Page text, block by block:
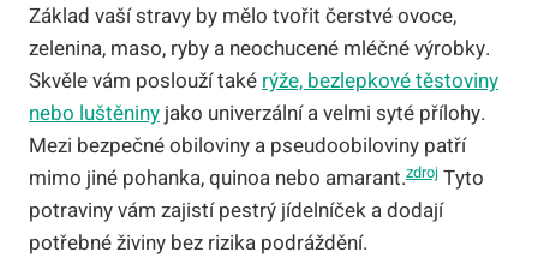
Základ vaší stravy by mělo tvořit čerstvé ovoce,
zelenina, maso, ryby a neochucené mléčné výrobky.
Skvěle vám poslouží takérýže, bezlepkové těstoviny
nebo luštěniny jako univerzální a velmi syté přílohy.
Mezi bezpečné obiloviny a pseudoobiloviny patří
mimo jiné pohanka, quinoa nebo amarant.zdroj Tyto
potraviny vám zajistí pestrý jídelníček a dodají
potřebné živiny bez rizika podráždění.